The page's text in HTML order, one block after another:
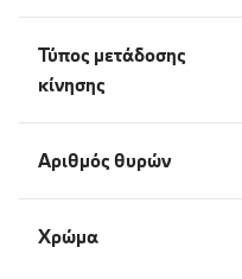
Τύπος μετάδοσης
κίνησης
Αριθμός θυρών
Χρώμα